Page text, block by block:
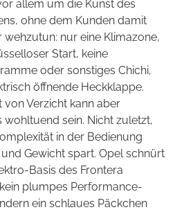
allem um die Kunst des
ohne dem Kunden damit
wehzutun: nur eine Klimazone,
Start, keine
oder sonstiges Chichi,
öffnende Heckklappe.
von Verzicht kann aber
wohltuend sein. Nicht zuletzt,
in der Bedienung
Gewicht spart. Opel schnürt
Basis des Frontera
plumpes Performance-
ein schlaues Päckchen